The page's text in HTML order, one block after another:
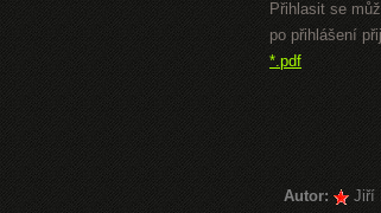
Přihlasit se
po přihlášení
*.pdf
Autor:
Jiří